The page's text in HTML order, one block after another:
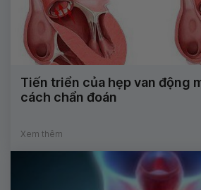
Tiến triển của hẹp van động
cách chẩn đoán
Xem thêm